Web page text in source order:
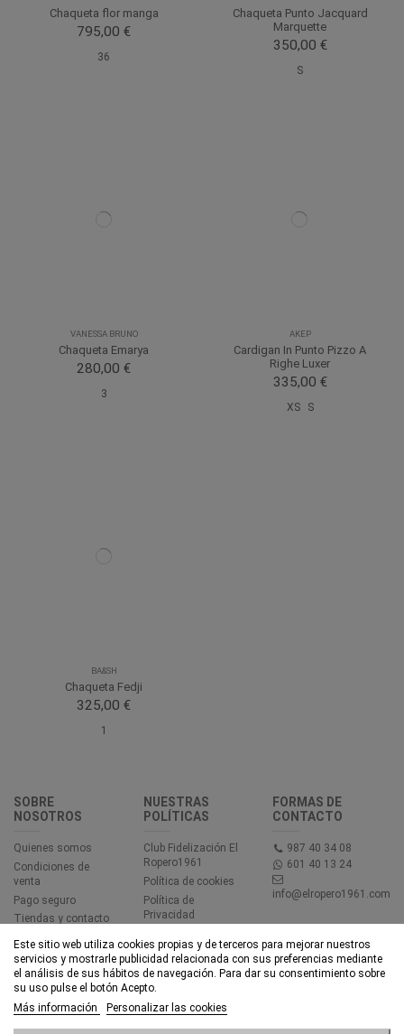
Chaqueta flor manga
795,00 €
36
Chaqueta Punto Jacquard
Marquette
350,00 €
S
VANESSA BRUNO
Chaqueta Emarya
280,00 €
3
AKEP
Cardigan In Punto Pizzo A
Righe Luxer
335,00 €
XS S
BA&SH
Chaqueta Fedji
325,00 €
1
SOBRE
NOSOTROS
Quienes somos
Condiciones de
venta
Pago seguro
Tiendas y contacto
NUESTRAS
POLÍTICAS
Club Fidelización El
Ropero1961
Política de cookies
Política de
Privacidad
Accesibilidad
FORMAS DE
CONTACTO
987 40 34 08
601 40 13 24
info@elropero1961.com
Este sitio web utiliza cookies propias y de terceros para mejorar nuestros
servicios y mostrarle publicidad relacionada con sus preferencias mediante
el análisis de sus hábitos de navegación. Para dar su consentimiento sobre
su uso pulse el botón Acepto.
Más información
Personalizar las cookies
© EL ROPERO 1961 - Todos los derechos reservados - Powered by